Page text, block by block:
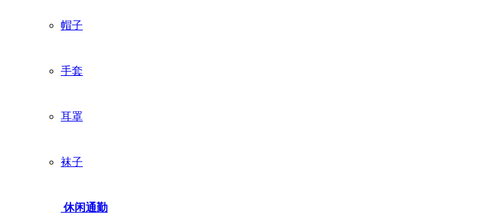
帽子
手套
耳罩
袜子
休闲通勤